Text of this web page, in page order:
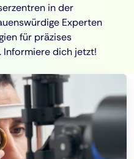
in der
Experten
für präzises
Informiere dich jetzt!